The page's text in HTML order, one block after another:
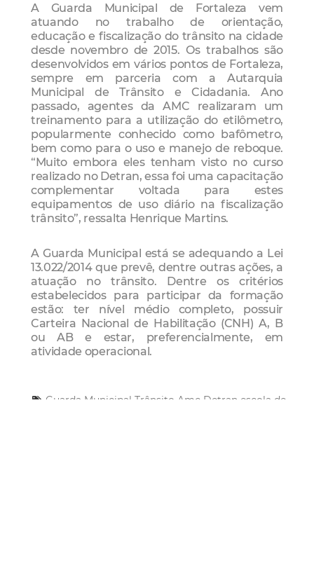
A Guarda Municipal de Fortaleza vem
atuando no trabalho de orientação,
educação e fiscalização do trânsito na cidade
desde novembro de 2015. Os trabalhos são
desenvolvidos em vários pontos de Fortaleza,
sempre em parceria com a Autarquia
Municipal de Trânsito e Cidadania. Ano
passado, agentes da AMC realizaram um
treinamento para a utilização do etilômetro,
popularmente conhecido como bafômetro,
bem como para o uso e manejo de reboque.
“Muito embora eles tenham visto no curso
realizado no Detran, essa foi uma capacitação
complementar voltada para estes
equipamentos de uso diário na fiscalização
trânsito”, ressalta Henrique Martins.
A Guarda Municipal está se adequando a Lei
13.022/2014 que prevê, dentre outras ações, a
atuação no trânsito. Dentre os critérios
estabelecidos para participar da formação
estão: ter nível médio completo, possuir
Carteira Nacional de Habilitação (CNH) A, B
ou AB e estar, preferencialmente, em
atividade operacional.
Guarda Municipal Trânsito Amc Detran escola de